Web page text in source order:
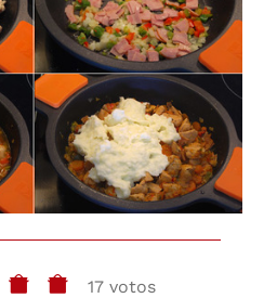
17 votos